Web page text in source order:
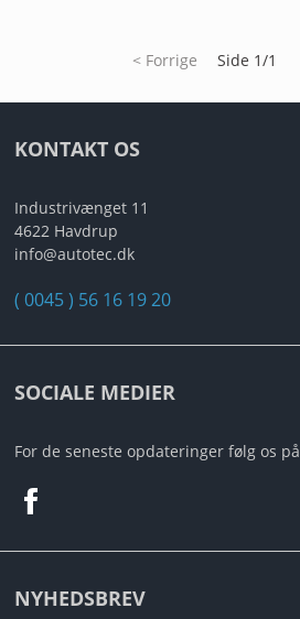
ANDET UDSTYR
FORSIDE
NYHEDER
RMA
HANDELSBETINGELSER
< Forrige Side 1/1
KONTAKT OS
Industrivænget 11
4622 Havdrup
info@autotec.dk
( 0045 ) 56 16 19 20
SOCIALE MEDIER
For de seneste opdateringer følg os på
NYHEDSBREV